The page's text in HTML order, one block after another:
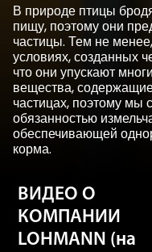
В природе птицы
пищу, поэтому они
частицы. Тем не
условиях, созданных
что они упускают
вещества,
частицах, поэтому мы
обязанностью
обеспечивающей
корма.
Дополнительные
сведения
ВИДЕО О
КОМПАНИИ
LOHMANN (на